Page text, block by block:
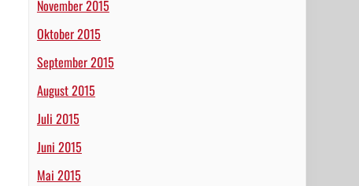
November 2015
Oktober 2015
September 2015
August 2015
Juli 2015
Juni 2015
Mai 2015